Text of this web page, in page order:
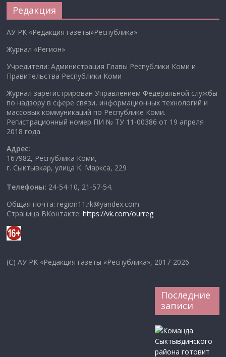
Редакция
АУ РК «Редакция газеты»Республика»
Журнал «Регион»
Учредители: Администрация Главы Республики Коми и
Правительства Республики Коми
Журнал зарегистрирован Управлением Федеральной службы
по надзору в сфере связи, информационных технологий и
массовых коммуникаций по Республике Коми.
Регистрационный номер ПИ № ТУ 11-00386 от 19 апреля
2018 года.
Адрес:
167982, Республика Коми,
г. Сыктывкар, улица К. Маркса, 229
Телефоны: 24-54-10, 21-57-54.
Общая почта: region11.rk@yandex.com
Страница ВКонтакте:https://vk.com/ourreg
(C) АУ РК «Редакция газеты «Республика», 2017-2026
Последние
записи